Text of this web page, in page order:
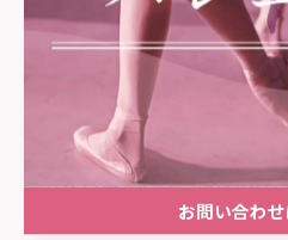
楽しくなった」「新しい友人
せられています。このような
るだけでなく、自分自身の成
ります。
両立を目指す際は、無理のな
室のサポート体制を活用する
お問い合わ